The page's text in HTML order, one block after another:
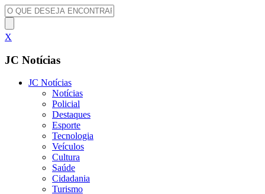
X
JC Notícias
JC Notícias
Notícias
Policial
Destaques
Esporte
Tecnologia
Veículos
Cultura
Saúde
Cidadania
Turismo